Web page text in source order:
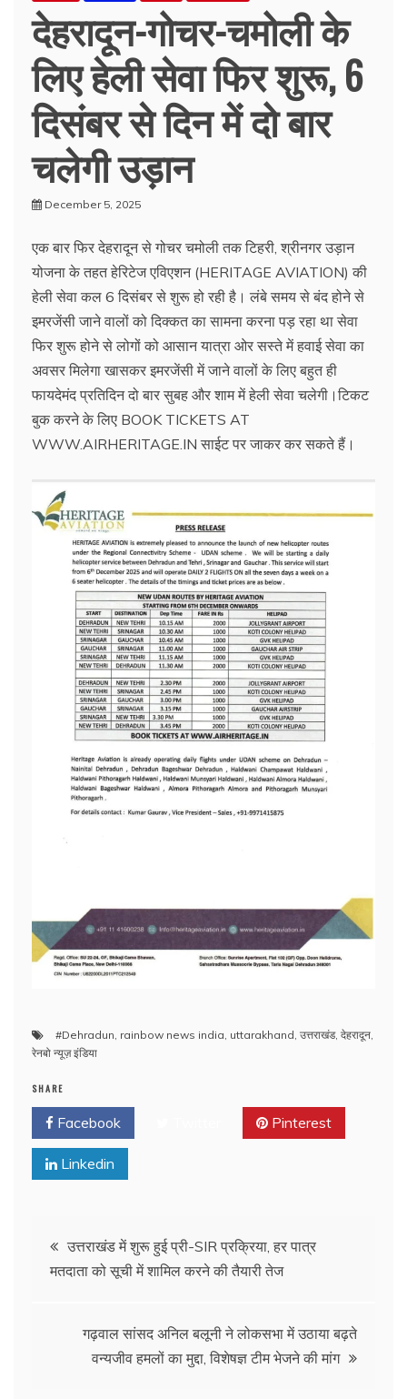
देहरादून-गोचर-चमोली के
लिए हेली सेवा फिर शुरू, 6
दिसंबर से दिन में दो बार
चलेगी उड़ान
December 5, 2025
एक बार फिर देहरादून से गोचर चमोली तक टिहरी, श्रीनगर उड़ान
योजना के तहत हेरिटेज एविएशन (HERITAGE AVIATION) की
हेली सेवा कल 6 दिसंबर से शुरू हो रही है। लंबे समय से बंद होने से
इमरजेंसी जाने वालों को दिक्कत का सामना करना पड़ रहा था सेवा
फिर शुरू होने से लोगों को आसान यात्रा ओर सस्ते में हवाई सेवा का
अवसर मिलेगा खासकर इमरजेंसी में जाने वालों के लिए बहुत ही
फायदेमंद प्रतिदिन दो बार सुबह और शाम में हेली सेवा चलेगी।टिकट
बुक करने के लिए BOOK TICKETS AT
WWW.AIRHERITAGE.IN साईट पर जाकर कर सकते हैं।
#Dehradun, rainbow news india, uttarakhand, उत्तराखंड, देहरादून,
रेनबो न्यूज़ इंडिया
SHARE
Facebook Pinterest
Linkedin
Post
navigation
उत्तराखंड में शुरू हुई प्री-SIR प्रक्रिया, हर पात्र
मतदाता को सूची में शामिल करने की तैयारी तेज
गढ़वाल सांसद अनिल बलूनी ने लोकसभा में उठाया बढ़ते
वन्यजीव हमलों का मुद्दा, विशेषज्ञ टीम भेजने की मांग